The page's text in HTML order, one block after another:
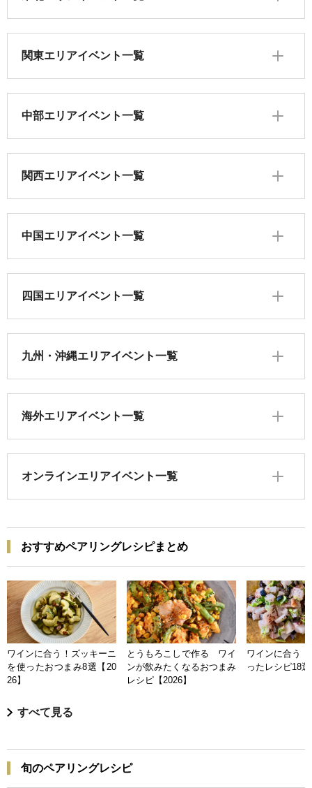
関東エリアイベント一覧
中部エリアイベント一覧
関西エリアイベント一覧
中国エリアイベント一覧
四国エリアイベント一覧
九州・沖縄エリアイベント一覧
海外エリアイベント一覧
オンラインエリアイベント一覧
おすすめペアリングレシピまとめ
ワインに合う！ズッキーニ
を使ったおつまみ8選【20
26】
とうもろこしで作る ワイ
ンが飲みたくなるおつまみ
レシピ【2026】
ワインに合う
ったレシピ18
すべて見る
旬のペアリングレシピ